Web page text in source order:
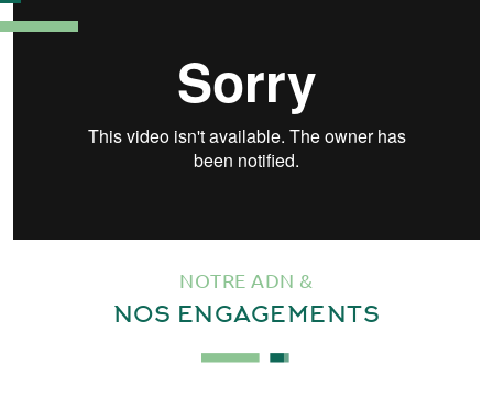
NOTRE ADN &
NOS ENGAGEMENTS